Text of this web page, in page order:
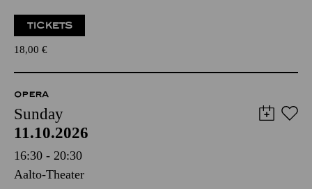
TICKETS
18,00 €
OPERA
Sunday
11.10.2026
16:30 - 20:30
Aalto-Theater